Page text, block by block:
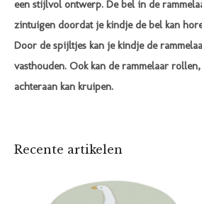
een stijlvol ontwerp. De bel in de
zintuigen doordat je kindje de bel kan
Door de spijltjes kan je kindje de
vasthouden. Ook kan de rammelaar
achteraan kan kruipen.
Recente artikelen